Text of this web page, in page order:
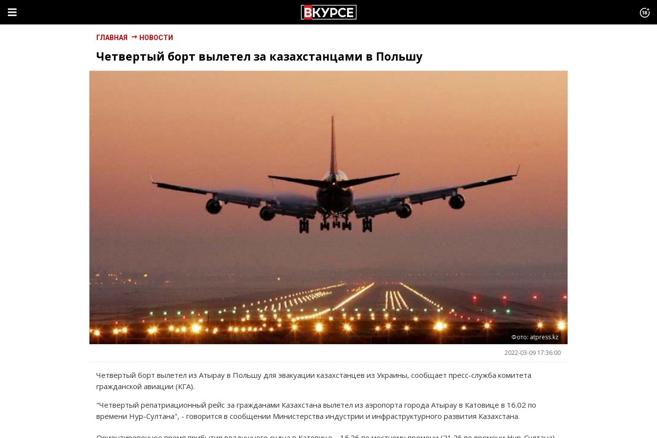
ГЛАВНАЯ НОВОСТИ
Четвертый борт вылетел за казахстанцами в Польшу
Фото: atpress.kz
2022-03-09 17:36:00
Четвертый борт вылетел из Атырау в Польшу для эвакуации казахстанцев из Украины, сообщает пресс-служба комитета
гражданской авиации (КГА).
"Четвертый репатриационный рейс за гражданами Казахстана вылетел из аэропорта города Атырау в Катовице в 16.02 по
времени Нур-Султана", - говорится в сообщении Министерства индустрии и инфраструктурного развития Казахстана.